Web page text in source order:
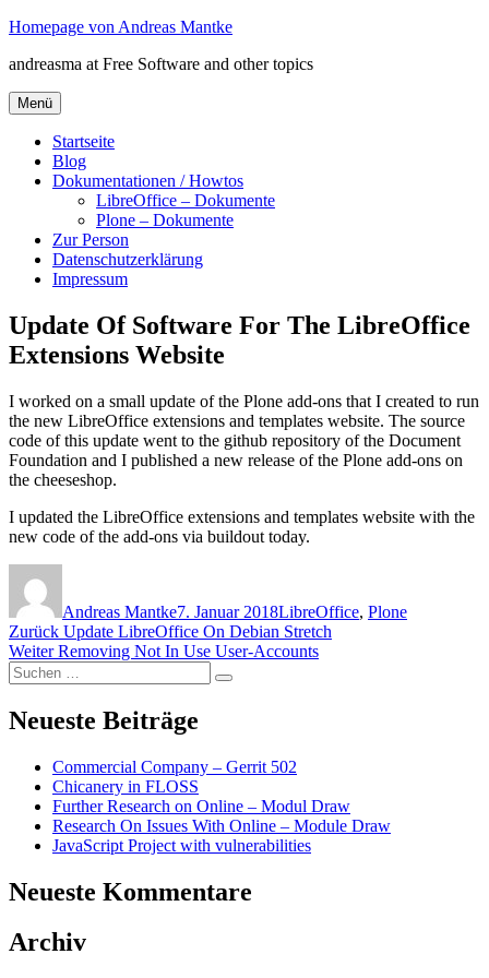
Zum
springen
Homepage von Andreas Mantke
andreasma at Free Software and other topics
Menü
Startseite
Blog
Dokumentationen / Howtos
LibreOffice – Dokumente
Plone – Dokumente
Zur Person
Datenschutzerklärung
Impressum
Update Of Software For The LibreOffice
Extensions Website
I worked on a small update of the Plone add-ons that I created to run
the new LibreOffice extensions and templates website. The source
code of this update went to the github repository of the Document
Foundation and I published a new release of the Plone add-ons on
the cheeseshop.
I updated the LibreOffice extensions and templates website with the
new code of the add-ons via buildout today.
Andreas Mantke7. Januar 2018LibreOffice, Plone
Beitragsnavigation
Zurück Vorheriger
Beitrag:
Update LibreOffice On Debian Stretch
Weiter Nächster
Beitrag:
Removing Not In Use User-Accounts
Suchen
nach:
Suchen
Neueste Beiträge
Commercial Company – Gerrit 502
Chicanery in FLOSS
Further Research on Online – Modul Draw
Research On Issues With Online – Module Draw
JavaScript Project with vulnerabilities
Neueste Kommentare
Archiv